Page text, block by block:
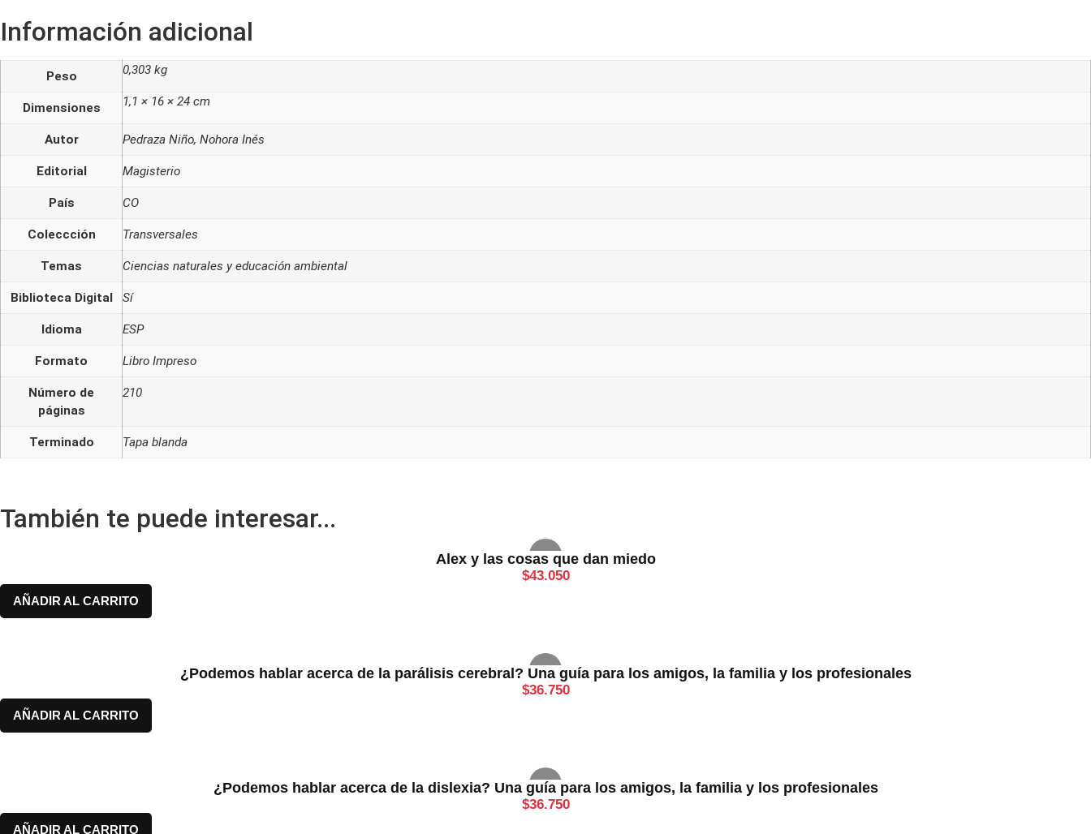
Información adicional
Peso 0,303 kg
Dimensiones 1,1 × 16 × 24 cm
Autor Pedraza Niño, Nohora Inés
Editorial Magisterio
País CO
Coleccción Transversales
Temas Ciencias naturales y educación ambiental
Biblioteca Digital Sí
Idioma ESP
Formato Libro Impreso
Número de
páginas
210
Terminado Tapa blanda
También te puede interesar...
Alex y las cosas que dan miedo
$43.050
AÑADIR AL CARRITO
¿Podemos hablar acerca de la parálisis cerebral? Una guía para los amigos, la familia y los profesionales
$36.750
AÑADIR AL CARRITO
¿Podemos hablar acerca de la dislexia? Una guía para los amigos, la familia y los profesionales
$36.750
AÑADIR AL CARRITO